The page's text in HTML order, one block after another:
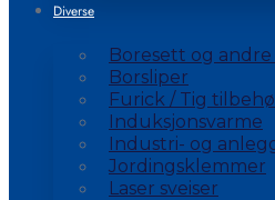
Diverse
Boresett og
Borsliper
Furick / Tig
Induksjonsvarme
Industri- og
Jordingsklemmer
Laser sveiser